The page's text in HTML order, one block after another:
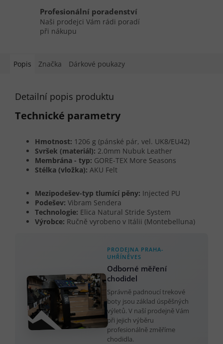
Profesionální poradenství
Naši prodejci Vám rádi poradí
při nákupu
Popis Značka Dárkové poukazy
Detailní popis produktu
Technické parametry
Hmotnost: 1206 g (pánské pár, vel. UK8/EU42)
Svršek (materiál): 2.0mm Nubuk Leather
Membrána - typ: GORE-TEX More Seasons
Stélka (vložka): AKU Felt
Mezipodešev-typ tlumící pěny: Injected PU
Podešev: Vibram Sendera
Technologie: Elica Natural Stride System
Výrobce: Ručně vyrobeno v Itálii (Montebelluna)
PRODEJNA PRAHA-
UHŘÍNĚVES
Odborné měření
chodidel
Správně padnoucí trekové
boty jsou základ úspěšných
výletů. V naší prodejně Vám
při jejich výběru
profesionálně změříme
chodidla.